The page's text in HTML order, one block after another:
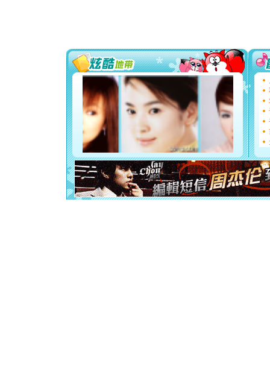
你太多，
要平安
[圣诞节]
能正大
都要快乐
[圣诞节]
如意,快
[元旦]
断电。
你是我
[元旦]如
起；二是
离。水晶
[元旦]当
泣，这痛